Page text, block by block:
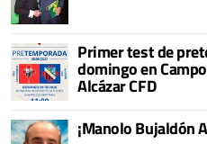
Primer test de
domingo en
Alcázar CFD
¡Manolo Bujaldón